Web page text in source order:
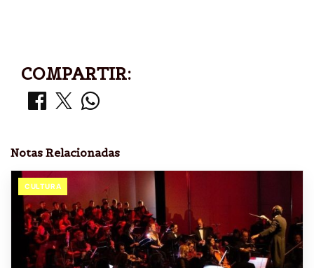
COMPARTIR:
Notas Relacionadas
CULTURA